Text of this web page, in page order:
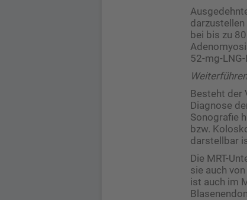
bei bis zu
52-mg-LNG-
Besteht der
Diagnose
Sonografie
bzw.
darstellbar
Die MRT-
sie auch
ist auch im